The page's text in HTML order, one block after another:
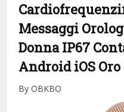
Messaggi
Donna IP67
Android iOS Oro
By OBKBO